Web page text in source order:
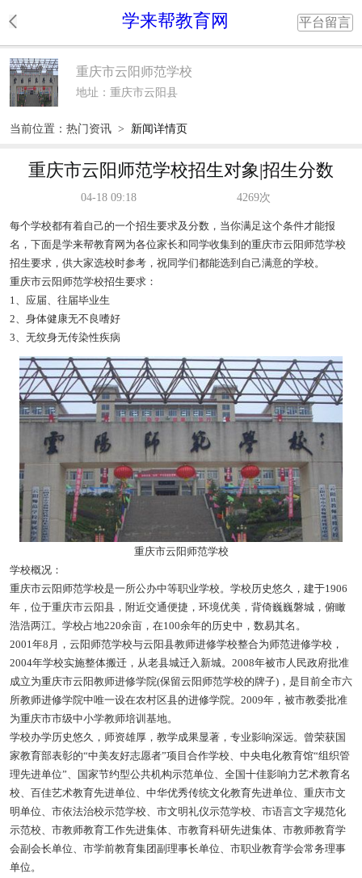
学来帮教育网 平台留言
重庆市云阳师范学校
地址：重庆市云阳县
当前位置： 热门资讯 > 新闻详情页
重庆市云阳师范学校招生对象|招生分数
04-18 09:18 4269次
每个学校都有着自己的一个招生要求及分数，当你满足这个条件才能报
名，下面是学来帮教育网为各位家长和同学收集到的重庆市云阳师范学校
招生要求，供大家选校时参考，祝同学们都能选到自己满意的学校。
重庆市云阳师范学校招生要求：
1、应届、往届毕业生
2、身体健康无不良嗜好
3、无纹身无传染性疾病
重庆市云阳师范学校
学校概况：
重庆市云阳师范学校是一所公办中等职业学校。学校历史悠久，建于1906
年，位于重庆市云阳县，附近交通便捷，环境优美，背倚巍巍磐城，俯瞰
浩浩两江。学校占地220余亩，在100余年的历史中，数易其名。
2001年8月，云阳师范学校与云阳县教师进修学校整合为师范进修学校，
2004年学校实施整体搬迁，从老县城迁入新城。2008年被市人民政府批准
成立为重庆市云阳教师进修学院(保留云阳师范学校的牌子)，是目前全市六
所教师进修学院中唯一设在农村区县的进修学院。2009年，被市教委批准
为重庆市市级中小学教师培训基地。
学校办学历史悠久，师资雄厚，教学成果显著，专业影响深远。曾荣获国
家教育部表彰的“中美友好志愿者”项目合作学校、中央电化教育馆“组织管
理先进单位”、国家节约型公共机构示范单位、全国十佳影响力艺术教育名
校、百佳艺术教育先进单位、中华优秀传统文化教育先进单位、重庆市文
明单位、市依法治校示范学校、市文明礼仪示范学校、市语言文字规范化
示范校、市教师教育工作先进集体、市教育科研先进集体、市教师教育学
会副会长单位、市学前教育集团副理事长单位、市职业教育学会常务理事
单位。